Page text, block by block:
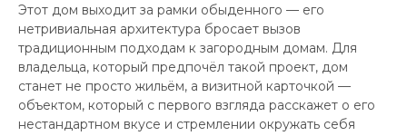
Этот дом выходит за рамки обыденного — его
нетривиальная архитектура бросает вызов
традиционным подходам к загородным домам. Для
владельца, который предпочёл такой проект, дом
станет не просто жильём, а визитной карточкой —
объектом, который с первого взгляда расскажет о его
нестандартном вкусе и стремлении окружать себя